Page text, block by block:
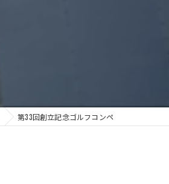
第33回創立記念ゴルフコンペ